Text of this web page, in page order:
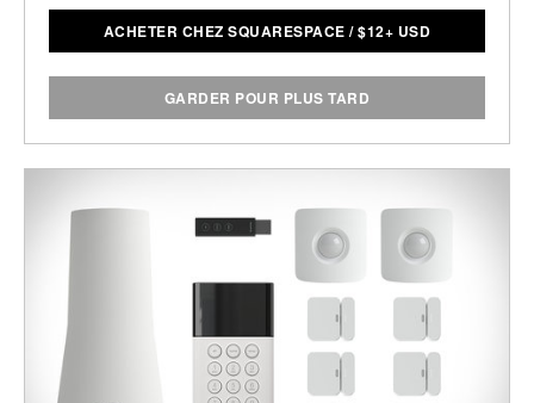
ACHETER CHEZ SQUARESPACE /$12+ USD
GARDER POUR PLUS TARD